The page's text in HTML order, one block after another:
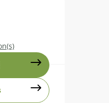
acceptés